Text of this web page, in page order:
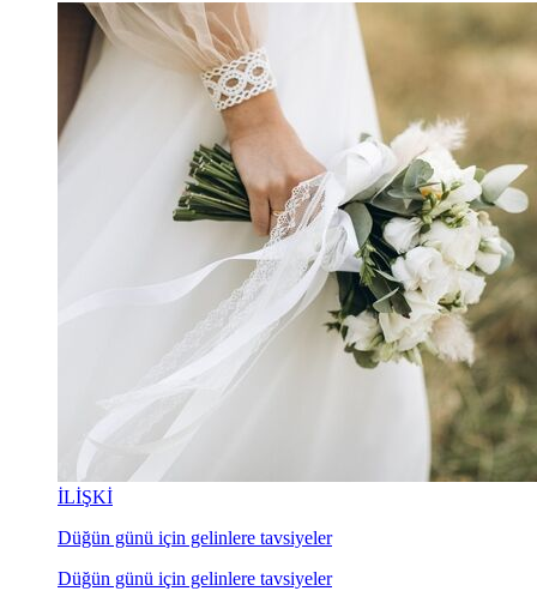
İLİŞKİ
Düğün günü için gelinlere tavsiyeler
Düğün günü için gelinlere tavsiyeler